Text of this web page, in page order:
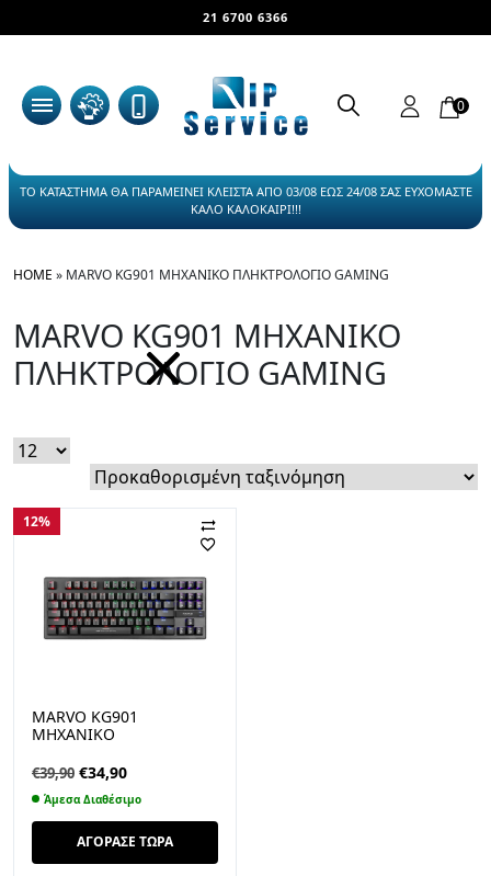
21 6700 6366
0
ΤΟ ΚΑΤΑΣΤΗΜΑ ΘΑ ΠΑΡΑΜΕΙΝΕΙ ΚΛΕΙΣΤΑ ΑΠΟ 03/08 ΕΩΣ 24/08 ΣΑΣ ΕΥΧΟΜΑΣΤΕ
ΚΑΛΟ ΚΑΛΟΚΑΙΡΙ!!!
HOME » MARVO KG901 ΜΗΧΑΝΙΚΟ ΠΛΗΚΤΡΟΛΟΓΙΟ GAMING
MARVO KG901 ΜΗΧΑΝΙΚΟ
ΠΛΗΚΤΡΟΛΟΓΙΟ GAMING
12%
MARVO KG901
ΜΗΧΑΝΙΚΟ
GAMING
€39,90 Original
price
was:
€39,90.
€34,90Η
τρέχουσα
τιμή
είναι:
€34,90.
Άμεσα Διαθέσιμο
ΑΓΟΡΑΣΕ ΤΩΡΑ